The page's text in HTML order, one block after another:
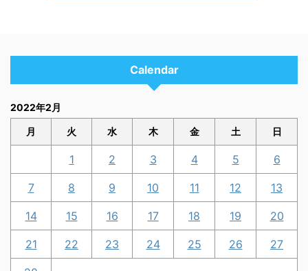
Calendar
2022年2月
月 火 水 木 金 土 日
1 2 3 4 5 6
7 8 9 10 11 12 13
14 15 16 17 18 19 20
21 22 23 24 25 26 27